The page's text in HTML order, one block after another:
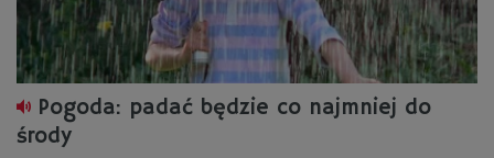
Pogoda: padać będzie co najmniej do
środy